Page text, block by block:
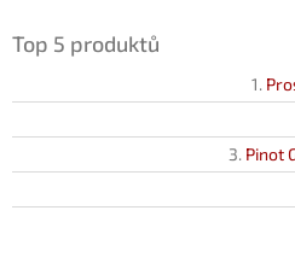
Top 5 produktů
Pinot